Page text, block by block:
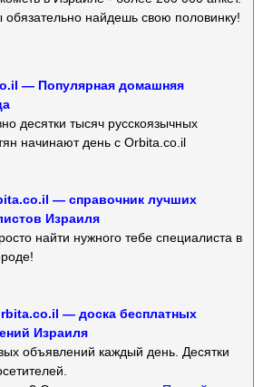
обязательно найдешь свою половинку!
— Популярная домашняя
десятки тысяч русскоязычных
начинают день с Orbita.co.il
— справочник лучших
Израиля
найти нужного тебе специалиста в
— доска бесплатных
Израиля
объявлений каждый день. Десятки